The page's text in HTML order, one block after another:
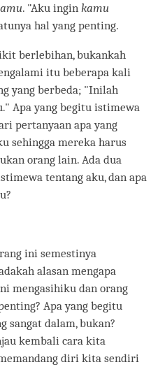
. "Aku ingin kamu
hal yang penting.
berlebihan, bukankah
itu beberapa kali
yang berbeda; "Inilah
Apa yang begitu istimewa
pertanyaan apa yang
sehingga mereka harus
orang lain. Ada dua
tentang aku, dan apa
ini semestinya
alasan mengapa
mengasihiku dan orang
Apa yang begitu
sangat dalam, bukan?
kembali cara kita
diri kita sendiri